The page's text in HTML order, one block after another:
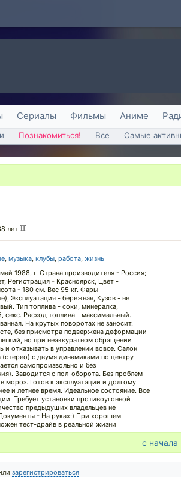
Сериалы Фильмы Аниме
Познакомиться! Все Самые
лет
, музыка, клубы, работа, жизнь
1988, г. Страна производителя - Россия;
Регистрация - Красноярск, Цвет -
- 180 см. Вес 95 кг. Фары -
Эксплуатация - бережная, Кузов - не
Тип топлива - соки, минералка,
секс. Расход топлива - максимальный.
На крутых поворотах не заносит.
без присмотра подвержена деформации
но при неаккуратном обращении
и отказывать в управлении вовсе. Салон
с двумя динамиками по центру
самопроизвольно и без
Заводится с пол-оборота. Без проблем
мороз. Готов к эксплуатации и долгому
и летнее время. Идеальное состояние. Все
Требует установки противоугонной
предыдущих владельцев не
- На руках:) При хорошем
тест-драйв в реальной жизни
с начала
зарегистрироваться